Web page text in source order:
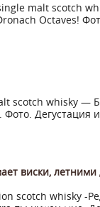
malt scotch
Octaves!
scotch whisky —
Дегустация
виски,
scotch whisky -